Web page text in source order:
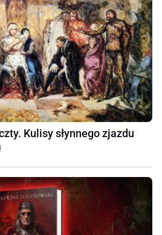
Kulisy słynnego zjazdu